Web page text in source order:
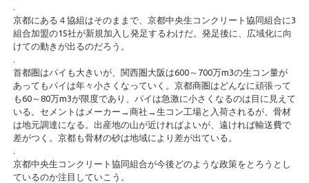
.
京都にある４協組はそのままで、京都中央生コンクリート協同組合に3
組合加盟の15社が新規加入し発足するわけだ。発足後に、広域化に向
けての動きが出るのだろう。
.
首都圏はパイも大きいが、関西圏大阪は600～700万m3の生コン量が
あってもパイは年々小さくなっていく。京都商圏はどんなに頑張って
も60～80万m3が限度であり、パイは急激に小さくなるのは目に見えて
いる。セメントはメーカー→商社→生コン工場と入荷されるが、骨材
は地元調達になる。出産地の山が近ければよいが、遠ければ輸送費で
差がつく。京都も骨材の砂は地域により差が出ている。
.
京都中央生コンクリート協同組合が今後どのような政策をとろうとし
ているのか注目していこう。